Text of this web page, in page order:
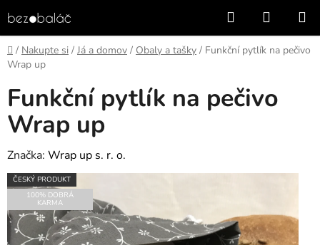
na
obsah
Hledat
KOŠÍK
Domů
/ Nakupte si / Já a domov / Obaly a tašky / Funkční pytlík na pečivo
Wrap up
Funkční pytlík na pečivo
Wrap up
Značka: Wrap up s. r. o.
ČESKÝ PRODUKT
100% DOBRÁ
KARMA